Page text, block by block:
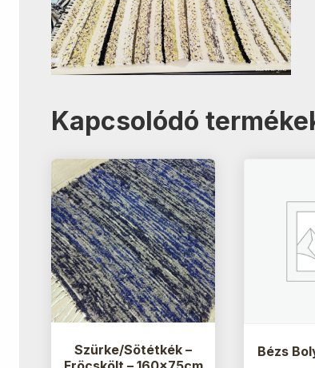
Kapcsolódó
Szürke/Sötétkék –
Bézs